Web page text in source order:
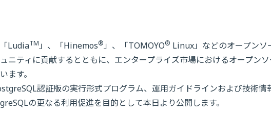
LudiaTM 」、「Hinemos® 」、「TOMOYO® Linux」などのオープンソ
ニティに貢献するとともに、エンタープライズ市場におけるオープンソ
ます。
認証版の実行形式プログラム、運用ガイドラインおよび技術情
の更なる利用促進を目的として本日より公開します。